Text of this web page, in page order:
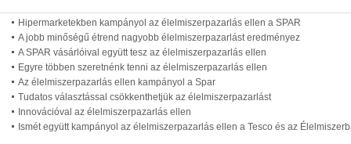
Hipermarketekben kampányol az élelmiszerpazarlás ellen a SPAR
A jobb minőségű étrend nagyobb élelmiszerpazarlást eredményez
A SPAR vásárlóival együtt tesz az élelmiszerpazarlás ellen
Egyre többen szeretnénk tenni az élelmiszerpazarlás ellen
Az élelmiszerpazarlás ellen kampányol a Spar
Tudatos választással csökkenthetjük az élelmiszerpazarlást
Innovációval az élelmiszerpazarlás ellen
Ismét együtt kampányol az élelmiszerpazarlás ellen a Tesco és az